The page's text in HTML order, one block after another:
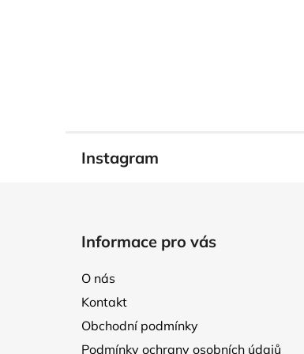
Instagram
Informace pro vás
O nás
Kontakt
Obchodní podmínky
Podmínky ochrany osobních údajů